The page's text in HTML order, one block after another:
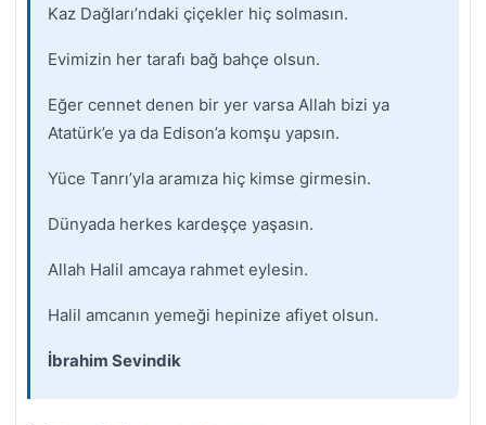
Kaz Dağları’ndaki çiçekler hiç solmasın.
Evimizin her tarafı bağ bahçe olsun.
Eğer cennet denen bir yer varsa Allah bizi ya
Atatürk’e ya da Edison’a komşu yapsın.
Yüce Tanrı’yla aramıza hiç kimse girmesin.
Dünyada herkes kardeşçe yaşasın.
Allah Halil amcaya rahmet eylesin.
Halil amcanın yemeği hepinize afiyet olsun.
İbrahim Sevindik